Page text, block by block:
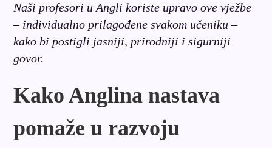
Naši profesori u Angli koriste upravo ove vježbe
– individualno prilagođene svakom učeniku –
kako bi postigli jasniji, prirodniji i sigurniji
govor.
Kako Anglina nastava
pomaže u razvoju